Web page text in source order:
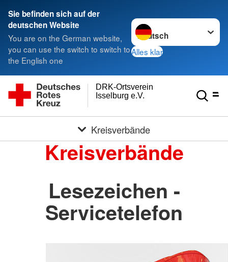
Sie befinden sich auf der
deutschen Website
You are on the German website,
you can use the switch to switch to
the English one
Sprache wechseln zu
Alles klar
Isselburg e.V.
DRK-Ortsverein
Kreisverbände
Kreisverbände
Lesezeichen -
Servicetelefon